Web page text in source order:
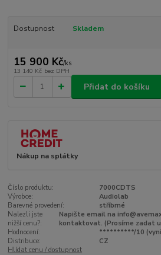
Dostupnost Skladem
15 900 Kč/ks
13 140 Kč bez DPH
Přidat do košíku
Nákup na splátky
Číslo produktu:
7000CDTS
Výrobce:
Audiolab
Barevné provedení:
stříbrné
Nalezli jste
nižší cenu?:
Napište email na
kontaktovat. (Prosíme zadat
Hodnocení:
**********/10
Distribuce:
CZ
Hlídat cenu / dostupnost